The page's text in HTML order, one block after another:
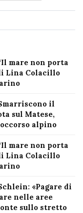
mare non porta
Lina Colacillo
il
sul Matese,
alpino
mare non porta
Lina Colacillo
«Pagare di
nelle aree
sullo stretto